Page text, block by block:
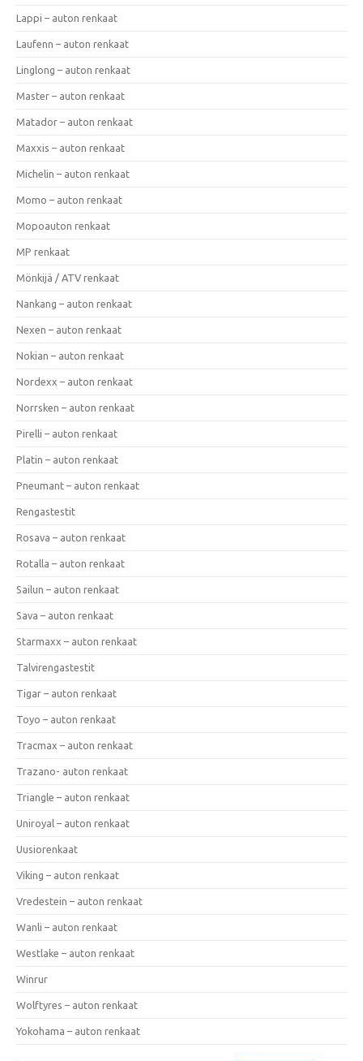
Lappi – auton renkaat
Laufenn – auton renkaat
Linglong – auton renkaat
Master – auton renkaat
Matador – auton renkaat
Maxxis – auton renkaat
Michelin – auton renkaat
Momo – auton renkaat
Mopoauton renkaat
MP renkaat
Mönkijä / ATV renkaat
Nankang – auton renkaat
Nexen – auton renkaat
Nokian – auton renkaat
Nordexx – auton renkaat
Norrsken – auton renkaat
Pirelli – auton renkaat
Platin – auton renkaat
Pneumant – auton renkaat
Rengastestit
Rosava – auton renkaat
Rotalla – auton renkaat
Sailun – auton renkaat
Sava – auton renkaat
Starmaxx – auton renkaat
Talvirengastestit
Tigar – auton renkaat
Toyo – auton renkaat
Tracmax – auton renkaat
Trazano- auton renkaat
Triangle – auton renkaat
Uniroyal – auton renkaat
Uusiorenkaat
Viking – auton renkaat
Vredestein – auton renkaat
Wanli – auton renkaat
Westlake – auton renkaat
Winrur
Wolftyres – auton renkaat
Yokohama – auton renkaat